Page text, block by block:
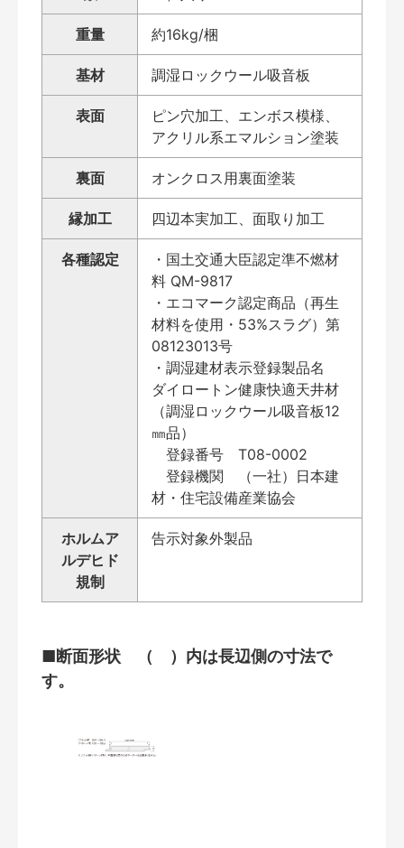
重量 約16kg/梱
基材 調湿ロックウール吸音板
表面
ピン穴加工、エンボス模様、
アクリル系エマルション塗装
裏面 オンクロス用裏面塗装
縁加工 四辺本実加工、面取り加工
各種認定
・国土交通大臣認定準不燃材
料 QM-9817
・エコマーク認定商品（再生
材料を使用・53%スラグ）第
08123013号
・調湿建材表示登録製品名
ダイロートン健康快適天井材
（調湿ロックウール吸音板12
㎜品）
登録番号 T08-0002
登録機関 （一社）日本建
材・住宅設備産業協会
ホルムア
ルデヒド
規制
告示対象外製品
■断面形状 （ ）内は長辺側の寸法で
す。